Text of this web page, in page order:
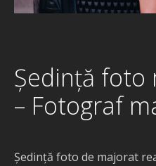
Ședință foto
– Fotograf
Ședință foto de majorat